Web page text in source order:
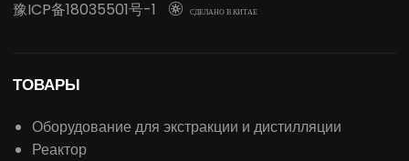
политика конфиденциальности-файлы
ТОВАРЫ